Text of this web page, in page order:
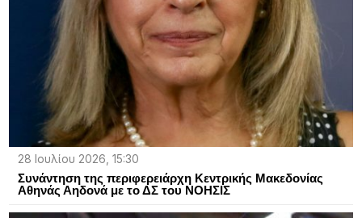
28 Ιουλίου 2026, 15:30
Συνάντηση της περιφερειάρχη Κεντρικής Μακεδονίας
Αθηνάς Αηδονά με το ΔΣ του ΝΟΗΣΙΣ